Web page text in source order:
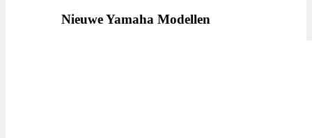
Nieuwe Yamaha Modellen